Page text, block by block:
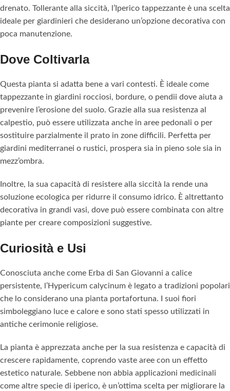
drenato. Tollerante alla siccità, l’Iperico tappezzante è una scelta
ideale per giardinieri che desiderano un’opzione decorativa con
poca manutenzione.
Dove Coltivarla
Questa pianta si adatta bene a vari contesti. È ideale come
tappezzante in giardini rocciosi, bordure, o pendii dove aiuta a
prevenire l’erosione del suolo. Grazie alla sua resistenza al
calpestio, può essere utilizzata anche in aree pedonali o per
sostituire parzialmente il prato in zone difficili. Perfetta per
giardini mediterranei o rustici, prospera sia in pieno sole sia in
mezz’ombra.
Inoltre, la sua capacità di resistere alla siccità la rende una
soluzione ecologica per ridurre il consumo idrico. È altrettanto
decorativa in grandi vasi, dove può essere combinata con altre
piante per creare composizioni suggestive.
Curiosità e Usi
Conosciuta anche come Erba di San Giovanni a calice
persistente, l’Hypericum calycinum è legato a tradizioni popolari
che lo considerano una pianta portafortuna. I suoi fiori
simboleggiano luce e calore e sono stati spesso utilizzati in
antiche cerimonie religiose.
La pianta è apprezzata anche per la sua resistenza e capacità di
crescere rapidamente, coprendo vaste aree con un effetto
estetico naturale. Sebbene non abbia applicazioni medicinali
come altre specie di iperico, è un’ottima scelta per migliorare la